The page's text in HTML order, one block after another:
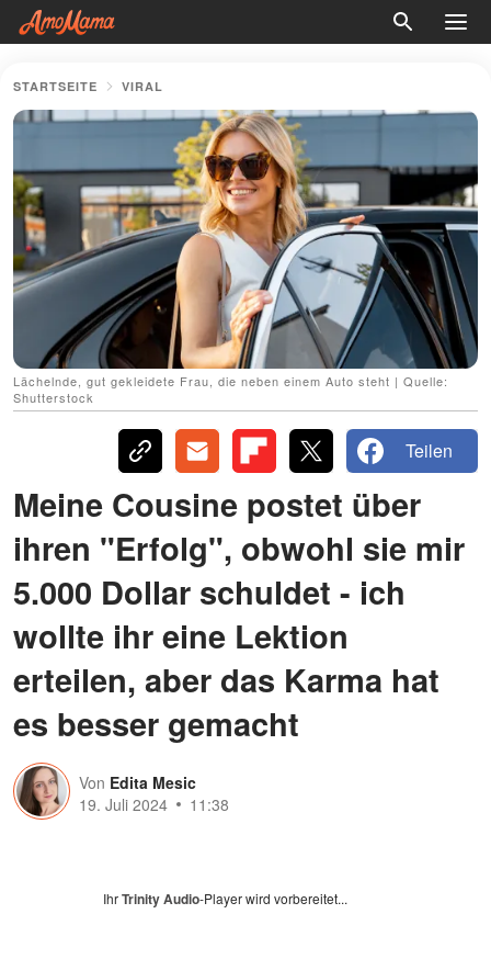
STARTSEITE VIRAL
Lächelnde, gut gekleidete Frau, die neben einem Auto steht | Quelle:
Shutterstock
Teilen
Meine Cousine postet über
ihren "Erfolg", obwohl sie mir
5.000 Dollar schuldet - ich
wollte ihr eine Lektion
erteilen, aber das Karma hat
es besser gemacht
Von Edita Mesic
19. Juli 2024
11:38
IhrTrinity Audio-Player wird vorbereitet...